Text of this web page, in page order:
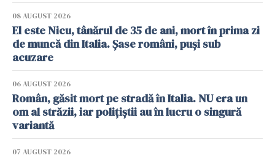
08 AUGUST 2026
El este Nicu, tânărul de 35 de ani, mort în prima zi
de muncă din Italia. Șase români, puși sub
acuzare
06 AUGUST 2026
Român, găsit mort pe stradă în Italia. NU era un
om al străzii, iar polițiștii au în lucru o singură
variantă
07 AUGUST 2026